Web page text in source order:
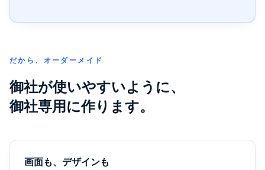
だから、オーダーメイド
御社が使いやすいように、
御社専用に作ります。
画面も、デザインも